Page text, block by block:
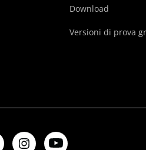
Download
Versioni di prova